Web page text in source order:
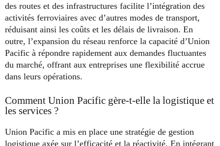
des routes et des infrastructures facilite l’intégration des
activités ferroviaires avec d’autres modes de transport,
réduisant ainsi les coûts et les délais de livraison. En
outre, l’expansion du réseau renforce la capacité d’Union
Pacific à répondre rapidement aux demandes fluctuantes
du marché, offrant aux entreprises une flexibilité accrue
dans leurs opérations.
Comment Union Pacific gère-t-elle la logistique et
les services ?
Union Pacific a mis en place une stratégie de gestion
logistique axée sur l’efficacité et la réactivité. En intégrant